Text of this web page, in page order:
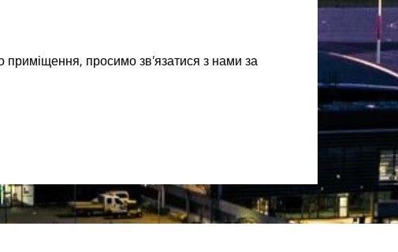
приміщення, просимо зв’язатися з нами за